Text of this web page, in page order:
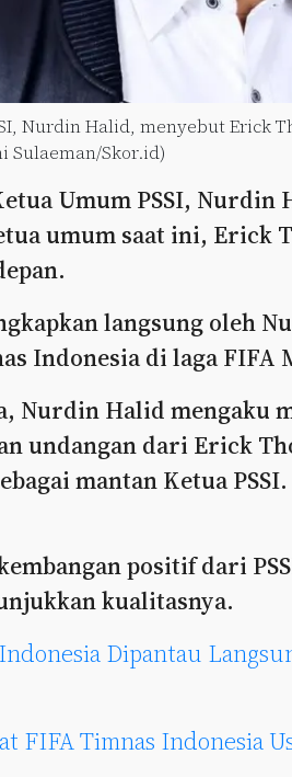
Nurdin Halid, menyebut Erick
Sulaeman/Skor.id)
Umum PSSI,
umum saat ini, Erick
langsung oleh
Indonesia di laga FIFA
Nurdin Halid mengaku
undangan dari Erick
mantan Ketua PSSI.
positif dari
kualitasnya.
Dipantau
FIFA Timnas Indonesia